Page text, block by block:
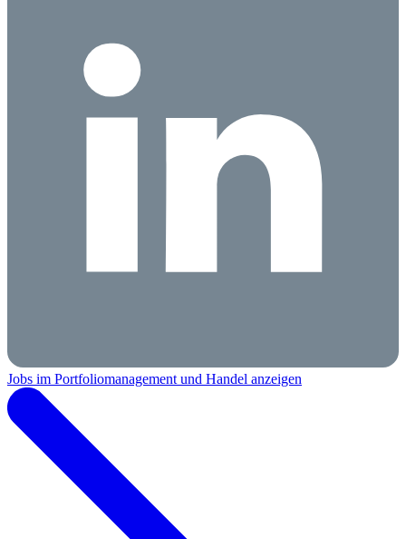
Jobs im Portfoliomanagement und Handel anzeigen